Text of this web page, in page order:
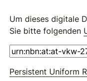
Um dieses digitale
Sie bitte folgenden
Persistent Uniform